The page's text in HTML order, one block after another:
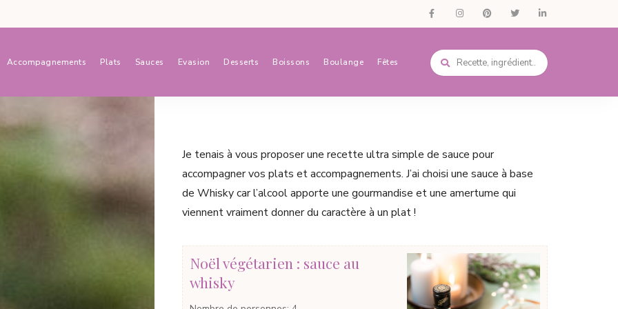
Accompagnements Plats Sauces Evasion Desserts Boissons Boulange Fêtes
Je tenais à vous proposer une recette ultra simple de sauce pour
accompagner vos plats et accompagnements. J’ai choisi une sauce à base
de Whisky car l’alcool apporte une gourmandise et une amertume qui
viennent vraiment donner du caractère à un plat !
Noël végétarien : sauce au
whisky